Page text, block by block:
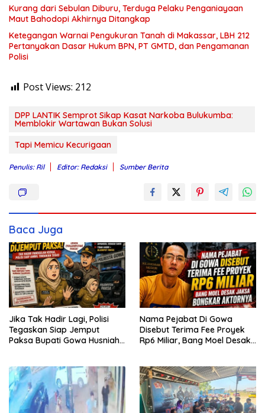
Kurang dari Sebulan Diburu, Terduga Pelaku Penganiayaan
Maut Bahodopi Akhirnya Ditangkap
Ketegangan Warnai Pengukuran Tanah di Makassar, LBH 212
Pertanyakan Dasar Hukum BPN, PT GMTD, dan Pengamanan
Polisi
Post Views: 212
DPP LANTIK Semprot Sikap Kasat Narkoba Bulukumba:
Memblokir Wartawan Bukan Solusi
Tapi Memicu Kecurigaan
Penulis: Ril Editor: Redaksi Sumber Berita
Baca Juga
Jika Tak Hadir Lagi, Polisi
Tegaskan Siap Jemput
Paksa Bupati Gowa Husniah
Nama Pejabat Di Gowa
Disebut Terima Fee Proyek
Rp6 Miliar, Bang Moel Desak